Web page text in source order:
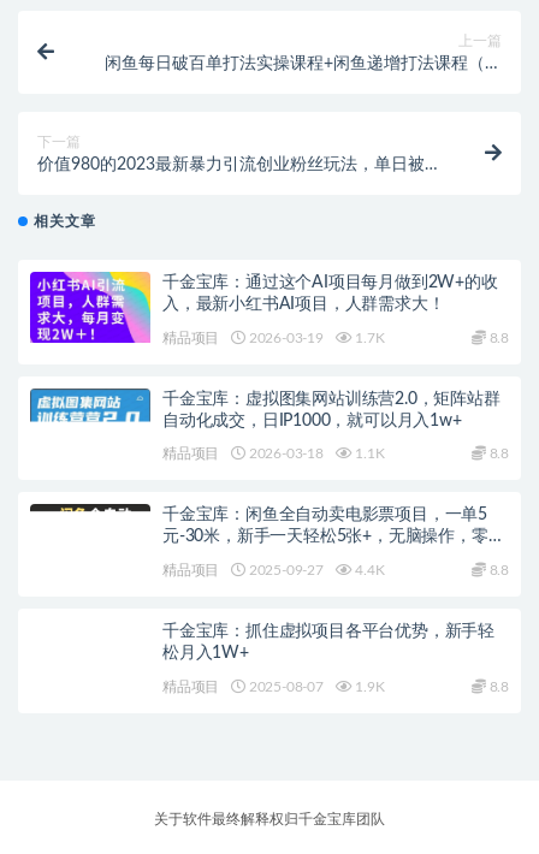
上一篇
闲鱼每日破百单打法实操课程+闲鱼递增打法课程（需
下一篇
价值980的2023最新暴力引流创业粉丝玩法，单日被动
相关文章
千金宝库：通过这个AI项目每月做到2W+的收
入，最新小红书AI项目，人群需求大！
精品项目 2026-03-19 1.7K 8.8
千金宝库：虚拟图集网站训练营2.0，矩阵站群
自动化成交，日IP1000，就可以月入1w+
精品项目 2026-03-18 1.1K 8.8
千金宝库：闲鱼全自动卖电影票项目，一单5
元-30米，新手一天轻松5张+，无脑操作，零投
精品项目 2025-09-27 4.4K 8.8
千金宝库：抓住虚拟项目各平台优势，新手轻
松月入1W+
精品项目 2025-08-07 1.9K 8.8
关于软件最终解释权归千金宝库团队